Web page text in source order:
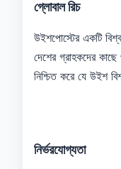
গ্লোবাল রিচ
উইশপোস্টের একটি
দেশের গ্রাহকদের
নিশ্চিত করে যে উইশ
নির্ভরযোগ্যতা